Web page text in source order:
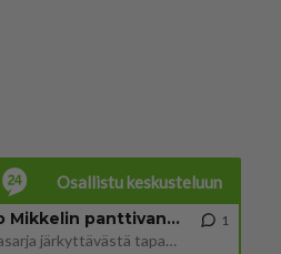
Osallistu keskusteluun
Muistatko Mikkelin panttivankidraaman?
Uusi draamasarja järkyttävästä tapauksesta on tulossa. Tositapahtumiin perustuva sarja ammentaa vuoden 1986 Mikkelin pan
1